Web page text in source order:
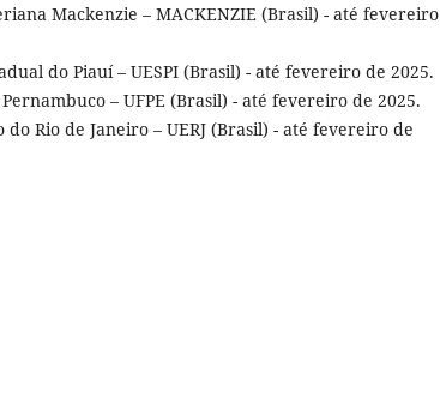
Mackenzie – MACKENZIE (Brasil) - até fevereiro
do Piauí – UESPI (Brasil) - até fevereiro de 2025.
– UFPE (Brasil) - até fevereiro de 2025.
Rio de Janeiro – UERJ (Brasil) - até fevereiro de